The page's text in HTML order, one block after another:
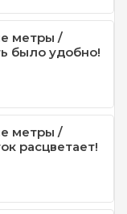
метры /
было удобно!
метры /
расцветает!